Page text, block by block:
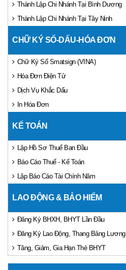
Thành Lập Chi Nhánh Tại Bình Dương
Thành Lập Chi Nhánh Tại Tây Ninh
CHỮ KÝ SỐ-DẤU-HÓA ĐƠN
Chữ Ký Số Smatsign (VINA)
Hóa Đơn Điện Tử
Dịch Vụ Khắc Dấu
In Hóa Đơn
KẾ TOÁN
Lập Hồ Sơ Thuế Ban Đầu
Báo Cáo Thuế - Kế Toán
Lập Báo Cáo Tài Chính Năm
LAO ĐỘNG & BẢO HIỂM
Đăng Ký BHXH, BHYT Lần Đầu
Đăng Ký Lao Động, Thang Bảng Lương
Tăng, Giảm, Gia Hạn Thẻ BHYT